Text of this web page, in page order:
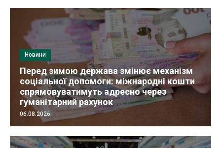
Новини
Перед зимою держава змінює механізм
соціальної допомоги: міжнародні кошти
спрямовуватимуть адресно через
гуманітарний рахунок
06.08.2026